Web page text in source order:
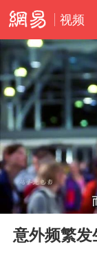
视频
Play
00:00
意外频繁